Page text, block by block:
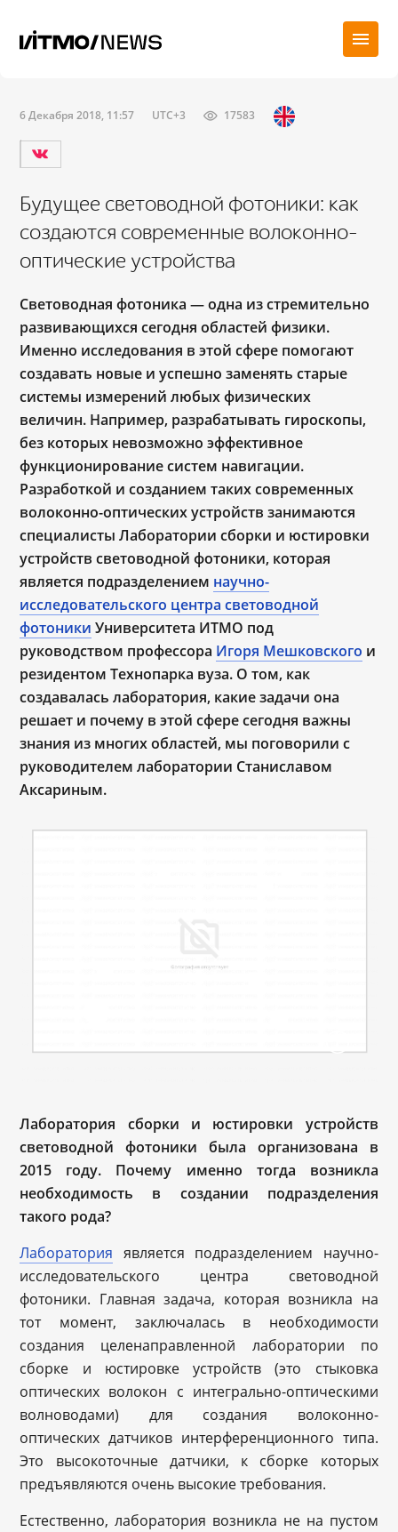
6 Декабря 2018, 11:57 UTC+3 17583
Будущее световодной фотоники: как
создаются современные волоконно-
оптические устройства
Световодная фотоника — одна из стремительно
развивающихся сегодня областей физики.
Именно исследования в этой сфере помогают
создавать новые и успешно заменять старые
системы измерений любых физических
величин. Например, разрабатывать гироскопы,
без которых невозможно эффективное
функционирование систем навигации.
Разработкой и созданием таких современных
волоконно-оптических устройств занимаются
специалисты Лаборатории сборки и юстировки
устройств световодной фотоники, которая
является подразделением научно-
исследовательского центра световодной
фотоники Университета ИТМО под
руководством профессора Игоря Мешковского и
резидентом Технопарка вуза. О том, как
создавалась лаборатория, какие задачи она
решает и почему в этой сфере сегодня важны
знания из многих областей, мы поговорили с
руководителем лаборатории Станиславом
Аксариным.
Лаборатория сборки и юстировки устройств
световодной фотоники была организована в
2015 году. Почему именно тогда возникла
необходимость в создании подразделения
такого рода?
Лаборатория является подразделением научно-
исследовательского центра световодной
фотоники. Главная задача, которая возникла на
тот момент, заключалась в необходимости
создания целенаправленной лаборатории по
сборке и юстировке устройств (это стыковка
оптических волокон с интегрально-оптическими
волноводами) для создания волоконно-
оптических датчиков интерференционного типа.
Это высокоточные датчики, к сборке которых
предъявляются очень высокие требования.
Естественно, лаборатория возникла не на пустом